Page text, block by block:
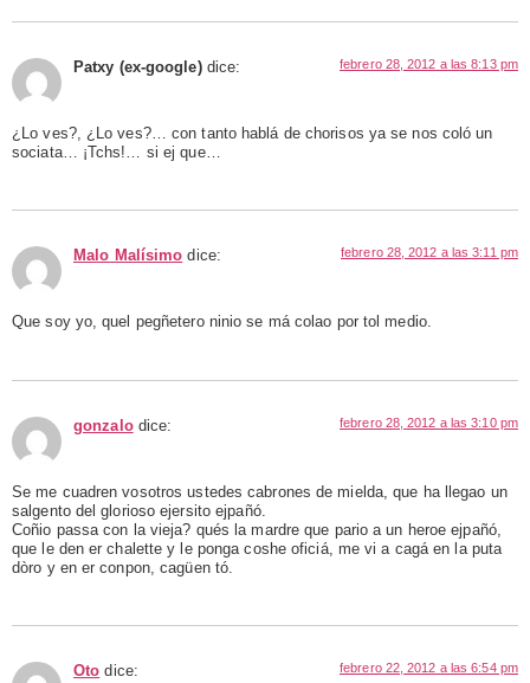
Patxy (ex-google) dice: febrero 28, 2012 a las 8:13 pm
¿Lo ves?, ¿Lo ves?… con tanto hablá de chorisos ya se nos coló un
sociata… ¡Tchs!… si ej que…
Malo Malísimo dice: febrero 28, 2012 a las 3:11 pm
Que soy yo, quel pegñetero ninio se má colao por tol medio.
gonzalo dice: febrero 28, 2012 a las 3:10 pm
Se me cuadren vosotros ustedes cabrones de mielda, que ha llegao un
salgento del glorioso ejersito ejpañó.
Coñio passa con la vieja? qués la mardre que pario a un heroe ejpañó,
que le den er chalette y le ponga coshe oficiá, me vi a cagá en la puta
dòro y en er conpon, cagüen tó.
Oto dice: febrero 22, 2012 a las 6:54 pm